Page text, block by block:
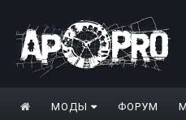
МОДЫ ФОРУМ